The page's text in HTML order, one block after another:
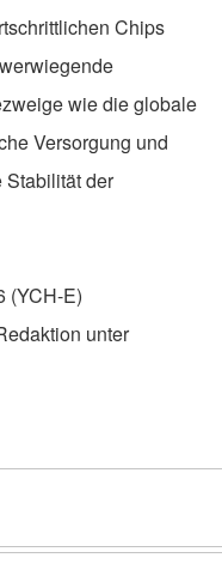
Chips
wie die globale
Versorgung und
Stabilität der
(YCH-E)
unter